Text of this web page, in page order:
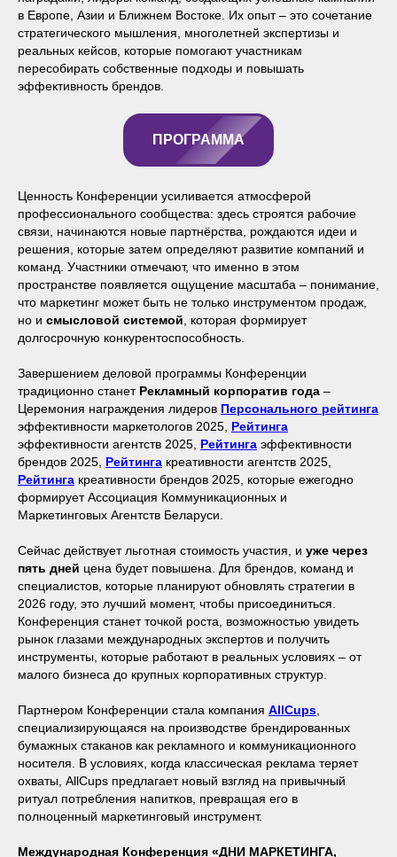
в Европе, Азии и Ближнем Востоке. Их опыт – это сочетание
стратегического мышления, многолетней экспертизы и
реальных кейсов, которые помогают участникам
пересобирать собственные подходы и повышать
эффективность брендов.
ПРОГРАММА
Ценность Конференции усиливается атмосферой
профессионального сообщества: здесь строятся рабочие
связи, начинаются новые партнёрства, рождаются идеи и
решения, которые затем определяют развитие компаний и
команд. Участники отмечают, что именно в этом
пространстве появляется ощущение масштаба – понимание,
что маркетинг может быть не только инструментом продаж,
но и смысловой системой , которая формирует
долгосрочную конкурентоспособность.
Завершением деловой программы Конференции
традиционно станет Рекламный корпоратив года –
Церемония награждения лидеров Персонального рейтинга
эффективности маркетологов 2025, Рейтинга
эффективности агентств 2025, Рейтинга эффективности
брендов 2025, Рейтинга креативности агентств 2025,
Рейтинга креативности брендов 2025, которые ежегодно
формирует Ассоциация Коммуникационных и
Маркетинговых Агентств Беларуси.
Сейчас действует льготная стоимость участия, и уже через
пять дней цена будет повышена. Для брендов, команд и
специалистов, которые планируют обновлять стратегии в
2026 году, это лучший момент, чтобы присоединиться.
Конференция станет точкой роста, возможностью увидеть
рынок глазами международных экспертов и получить
инструменты, которые работают в реальных условиях – от
малого бизнеса до крупных корпоративных структур.
Партнером Конференции стала компания AllCups
специализирующаяся на производстве брендированных
бумажных стаканов как рекламного и коммуникационного
носителя. В условиях, когда классическая реклама теряет
охваты, AllCups предлагает новый взгляд на привычный
ритуал потребления напитков, превращая его в
полноценный маркетинговый инструмент.
Международная Конференция «ДНИ МАРКЕТИНГА,